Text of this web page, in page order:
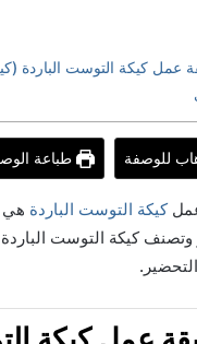
عمل كيكة التوست الباردة
للوصفة طباعة
كيكة التوست الباردة هي
كيكة التوست الباردة